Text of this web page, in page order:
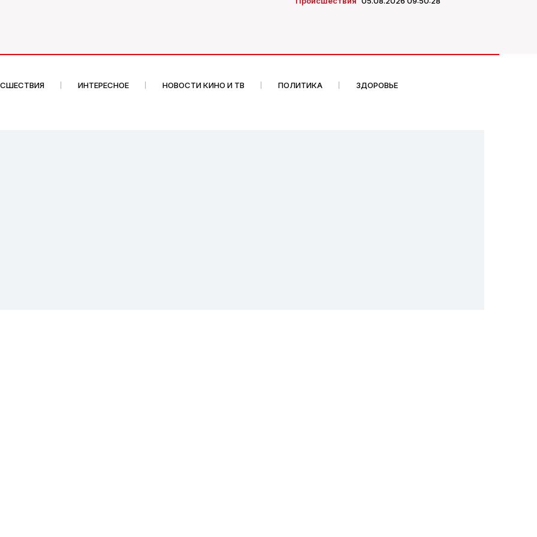
ИНТЕРЕСНОЕ НОВОСТИ КИНО И ТВ ПОЛИТИКА ЗДОРОВЬЕ